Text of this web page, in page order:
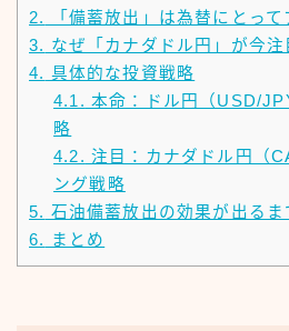
2.
「備蓄放出」は為替にとっ
3. なぜ「カナダドル円」が今注
4. 具体的な投資戦略
4.1. 本命：ドル円（USD/
略
4.2. 注目：カナダドル円（
ング戦略
5. 石油備蓄放出の効果が出る
6.
まとめ